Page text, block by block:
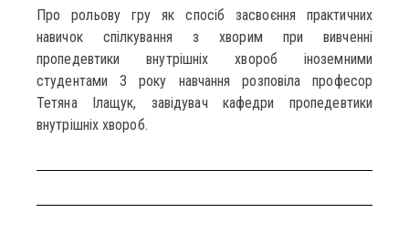
Про рольову гру як спосіб засвоєння практичних
навичок спілкування з хворим при вивченні
пропедевтики внутрішніх хвороб іноземними
студентами 3 року навчання розповіла професор
Тетяна Ілащук, завідувач кафедри пропедевтики
внутрішніх хвороб.